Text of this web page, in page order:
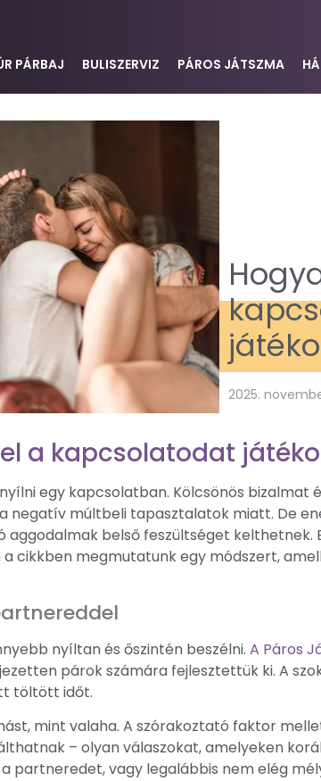
PÁRBAJ BULISZERVIZ PÁROS JÁTSZMA
2025.
a kapcsolatodat
egy kapcsolatban. Kölcsönös
a negatív múltbeli tapasztalatok miatt. De
aggodalmak belső feszültséget
a cikkben megmutatunk egy módszert,
nyíltan és őszintén beszélni. A Páros
párok számára fejlesztettük ki. A
töltött időt.
mint valaha. A szórakoztató faktor
– olyan válaszokat, amelyeken
partneredet, vagy legalábbis nem elég